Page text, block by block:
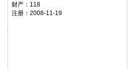
财产：118
注册：2008-11-19